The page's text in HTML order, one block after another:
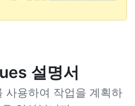
설명서
용하여 작업을 계획하